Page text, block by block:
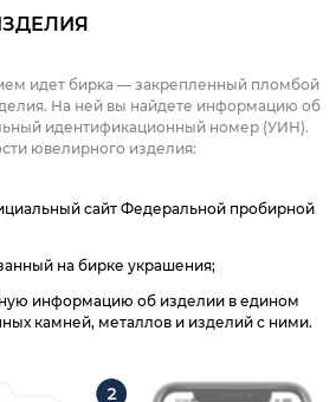
идет бирка — закрепленный пломбой
На ней вы найдете информацию об
идентификационный номер (УИН).
ювелирного изделия:
сайт Федеральной пробирной
на бирке украшения;
информацию об изделии в едином
камней, металлов и изделий с ними.